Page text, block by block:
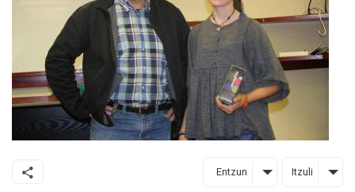
Entzun Itzuli